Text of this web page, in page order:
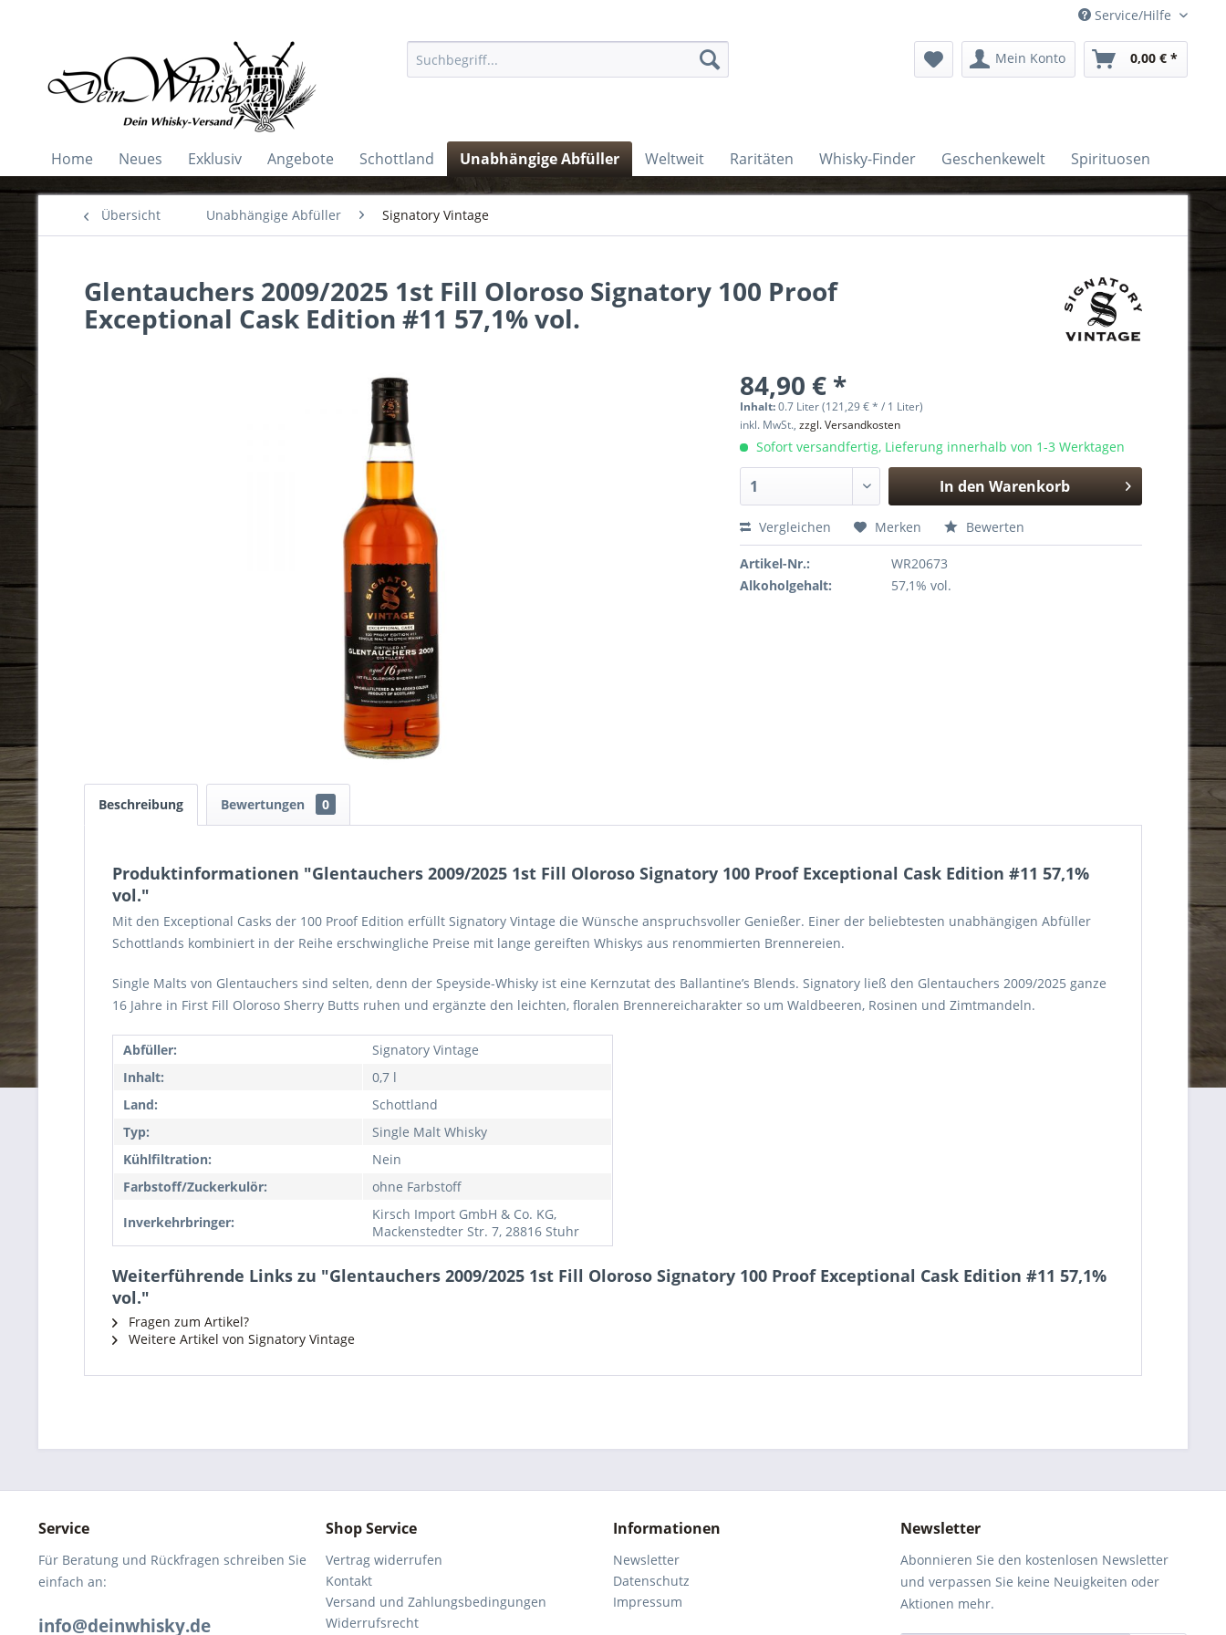
Service/Hilfe
Mein Konto 0,00 € *
Home Neues Exklusiv Angebote Schottland Unabhängige Abfüller Weltweit Raritäten Whisky-Finder Geschenkewelt Spirituosen
Übersicht Unabhängige Abfüller Signatory Vintage
Glentauchers 2009/2025 1st Fill Oloroso Signatory 100 Proof
Exceptional Cask Edition #11 57,1% vol.
84,90 € *
Inhalt:0.7 Liter (121,29 € * / 1 Liter)
inkl. MwSt.,zzgl. Versandkosten
Sofort versandfertig, Lieferung innerhalb von 1-3 Werktagen
In den Warenkorb
Hinzugefügt
Vergleichen Merken Bewerten
Artikel-Nr.:
WR20673
Alkoholgehalt:
57,1% vol.
Beschreibung Bewertungen 0
Produktinformationen "Glentauchers 2009/2025 1st Fill Oloroso Signatory 100 Proof Exceptional Cask Edition #11 57,1%
vol."
Mit den Exceptional Casks der 100 Proof Edition erfüllt Signatory Vintage die Wünsche anspruchsvoller Genießer. Einer der beliebtesten unabhängigen Abfüller
Schottlands kombiniert in der Reihe erschwingliche Preise mit lange gereiften Whiskys aus renommierten Brennereien.
Single Malts von Glentauchers sind selten, denn der Speyside-Whisky ist eine Kernzutat des Ballantine’s Blends. Signatory ließ den Glentauchers 2009/2025 ganze
16 Jahre in First Fill Oloroso Sherry Butts ruhen und ergänzte den leichten, floralen Brennereicharakter so um Waldbeeren, Rosinen und Zimtmandeln.
Abfüller:
Signatory Vintage
Inhalt:
0,7 l
Land:
Schottland
Typ:
Single Malt Whisky
Kühlfiltration:
Nein
Farbstoff/Zuckerkulör:
ohne Farbstoff
Inverkehrbringer:
Kirsch Import GmbH & Co. KG,
Mackenstedter Str. 7, 28816 Stuhr
Weiterführende Links zu "Glentauchers 2009/2025 1st Fill Oloroso Signatory 100 Proof Exceptional Cask Edition #11 57,1%
vol."
Fragen zum Artikel?
Weitere Artikel von Signatory Vintage
Service
Für Beratung und Rückfragen schreiben Sie
einfach an:
info@deinwhisky.de
Shop Service
Vertrag widerrufen
Kontakt
Versand und Zahlungsbedingungen
Widerrufsrecht
Informationen
Newsletter
Datenschutz
Impressum
Newsletter
Abonnieren Sie den kostenlosen Newsletter
und verpassen Sie keine Neuigkeiten oder
Aktionen mehr.